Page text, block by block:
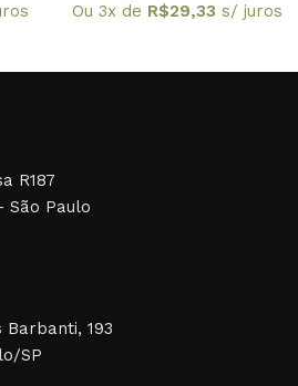
Ou 3x de R$29,33 s/ juros
R187
São Paulo
Barbanti, 193
SP